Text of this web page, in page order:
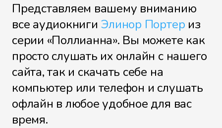
Представляем вашему вниманию
все аудиокниги Элинор Портер из
серии «Поллианна». Вы можете как
просто слушать их онлайн с нашего
сайта, так и скачать себе на
компьютер или телефон и слушать
офлайн в любое удобное для вас
время.